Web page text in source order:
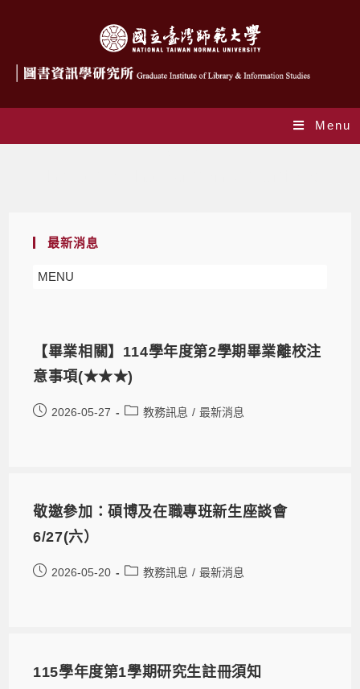
Menu
最新消息
MENU
【畢業相關】114學年度第2學期畢業離校注
意事項(★★★)
2026-05-27 教務訊息 / 最新消息
敬邀參加：碩博及在職專班新生座談會
6/27(六）
2026-05-20 教務訊息 / 最新消息
115學年度第1學期研究生註冊須知